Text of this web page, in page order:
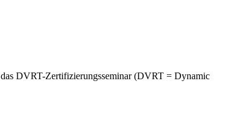
DVRT-Zertifizierungsseminar (DVRT = Dynamic